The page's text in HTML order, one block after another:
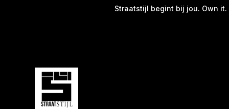
Straatstijl begint bij jou. Own it.